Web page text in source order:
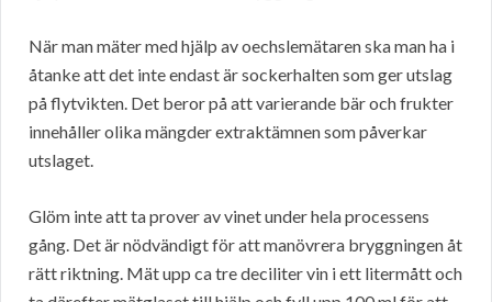
När man mäter med hjälp av oechslemätaren ska man ha i
åtanke att det inte endast är sockerhalten som ger utslag
på flytvikten. Det beror på att varierande bär och frukter
innehåller olika mängder extraktämnen som påverkar
utslaget.
Glöm inte att ta prover av vinet under hela processens
gång. Det är nödvändigt för att manövrera bryggningen åt
rätt riktning. Mät upp ca tre deciliter vin i ett litermått och